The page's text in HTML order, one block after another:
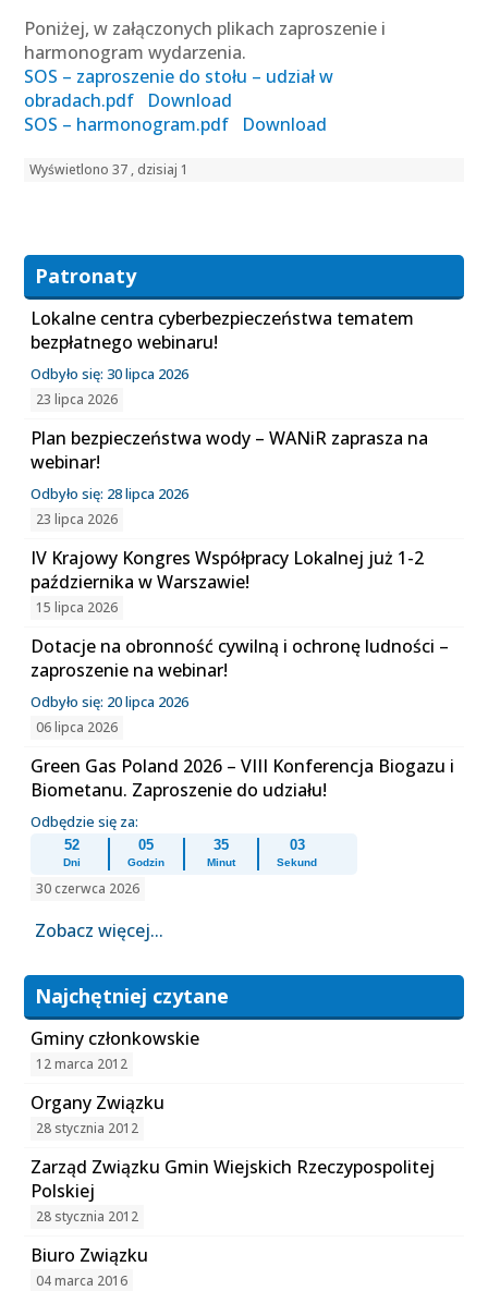
Poniżej, w załączonych plikach zaproszenie i
harmonogram wydarzenia.
SOS – zaproszenie do stołu – udział w
obradach.pdf
Download
SOS – harmonogram.pdf
Download
Wyświetlono 37 , dzisiaj 1
Patronaty
Lokalne centra cyberbezpieczeństwa tematem
bezpłatnego webinaru!
Odbyło się: 30 lipca 2026
23 lipca 2026
Plan bezpieczeństwa wody – WANiR zaprasza na
webinar!
Odbyło się: 28 lipca 2026
23 lipca 2026
IV Krajowy Kongres Współpracy Lokalnej już 1-2
października w Warszawie!
15 lipca 2026
Dotacje na obronność cywilną i ochronę ludności –
zaproszenie na webinar!
Odbyło się: 20 lipca 2026
06 lipca 2026
Green Gas Poland 2026 – VIII Konferencja Biogazu i
Biometanu. Zaproszenie do udziału!
Odbędzie się za:
52
Dni
05
Godzin
35
Minut
02
Sekund
30 czerwca 2026
Zobacz więcej...
Najchętniej czytane
Gminy członkowskie
12 marca 2012
Organy Związku
28 stycznia 2012
Zarząd Związku Gmin Wiejskich Rzeczypospolitej
Polskiej
28 stycznia 2012
Biuro Związku
04 marca 2016